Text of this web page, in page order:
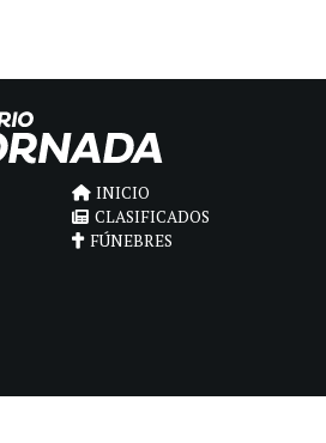
INICIO
CLASIFICADOS
FÚNEBRES